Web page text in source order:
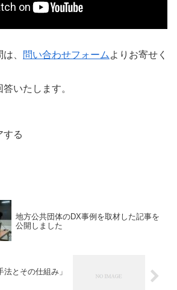
、 問い合わせフォーム よりお寄せく
いたします。
する
地方公共団体のDX事例を取材した記事を
公開しました
とその仕組み」